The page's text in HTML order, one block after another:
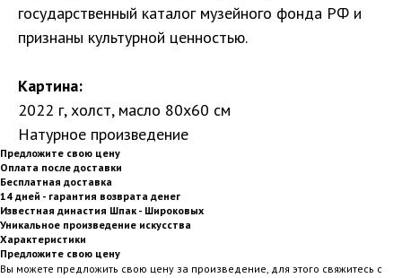
государственный каталог музейного фонда РФ и
признаны культурной ценностью.
Картина:
2022 г, холст, масло 80х60 см
Натурное произведение
Предложите свою цену
Оплата после доставки
Бесплатная доставка
14 дней - гарантия возврата денег
Известная династия Шпак - Широковых
Уникальное произведение искусства
Характеристики
Предложите свою цену
Вы можете предложить свою цену за произведение, для этого свяжитесь с